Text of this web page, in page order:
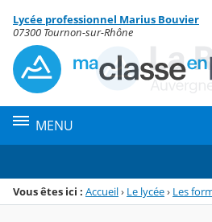
Menu de la rubrique
Contenu
Lycée professionnel Marius Bouvier
07300 Tournon-sur-Rhône
MENU
Vous êtes ici : Accueil› Le lycée› Les